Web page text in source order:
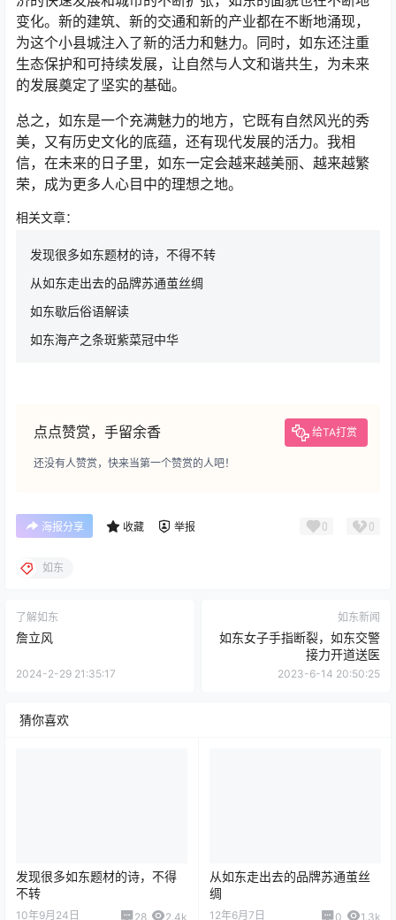
变化。新的建筑、新的交通和新的产业都在不断地涌现，
为这个小县城注入了新的活力和魅力。同时，如东还注重
生态保护和可持续发展，让自然与人文和谐共生，为未来
的发展奠定了坚实的基础。
总之，如东是一个充满魅力的地方，它既有自然风光的秀
美，又有历史文化的底蕴，还有现代发展的活力。我相
信，在未来的日子里，如东一定会越来越美丽、越来越繁
荣，成为更多人心目中的理想之地。
相关文章：
发现很多如东题材的诗，不得不转
从如东走出去的品牌苏通茧丝绸
如东歇后俗语解读
如东海产之条斑紫菜冠中华
点点赞赏，手留余香 给TA打赏
还没有人赞赏，快来当第一个赞赏的人吧！
海报分享 收藏 举报 0 0
如东
了解如东
詹立风
2024-2-29 21:35:17
如东新闻
如东女子手指断裂，如东交警
接力开道送医
2023-6-14 20:50:25
猜你喜欢
发现很多如东题材的诗，不得
不转
10年9月24日 28 2.4k
从如东走出去的品牌苏通茧丝
绸
12年6月7日 0 1.3k